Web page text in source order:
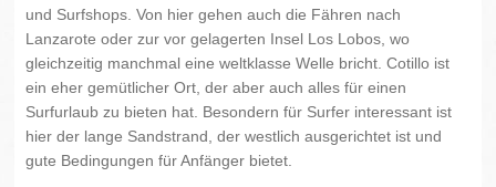
und Surfshops. Von hier gehen auch die Fähren nach
Lanzarote oder zur vor gelagerten Insel Los Lobos, wo
gleichzeitig manchmal eine weltklasse Welle bricht. Cotillo ist
ein eher gemütlicher Ort, der aber auch alles für einen
Surfurlaub zu bieten hat. Besondern für Surfer interessant ist
hier der lange Sandstrand, der westlich ausgerichtet ist und
gute Bedingungen für Anfänger bietet.